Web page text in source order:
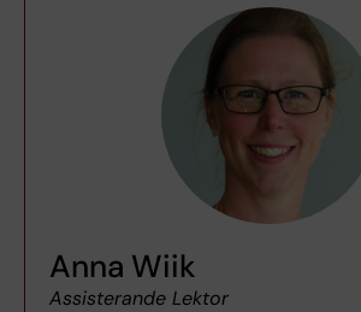
Anna Wiik
Assisterande Lektor